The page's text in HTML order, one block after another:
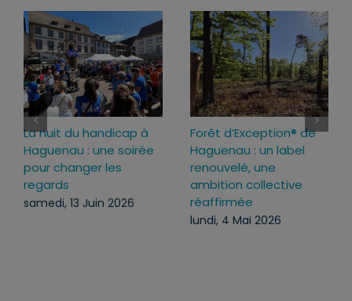
La nuit du handicap à
Haguenau : une soirée
pour changer les
regards
samedi, 13 Juin 2026
Forêt d’Exception® de
Haguenau : un label
renouvelé, une
ambition collective
réaffirmée
lundi, 4 Mai 2026